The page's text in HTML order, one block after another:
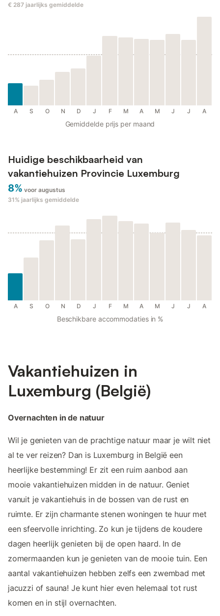
€ 287 jaarlijks gemiddelde
A S O N D J F M A M J J A
Gemiddelde prijs per maand
Huidige beschikbaarheid van
vakantiehuizen Provincie Luxemburg
8% voor augustus
31% jaarlijks gemiddelde
A S O N D J F M A M J J A
Beschikbare accommodaties in %
Vakantiehuizen in
Luxemburg (België)
Overnachten in de natuur
Wil je genieten van de prachtige natuur maar je wilt niet
al te ver reizen? Dan is Luxemburg in België een
heerlijke bestemming! Er zit een ruim aanbod aan
mooie vakantiehuizen midden in de natuur. Geniet
vanuit je vakantiehuis in de bossen van de rust en
ruimte. Er zijn charmante stenen woningen te huur met
een sfeervolle inrichting. Zo kun je tijdens de koudere
dagen heerlijk genieten bij de open haard. In de
zomermaanden kun je genieten van de mooie tuin. Een
aantal vakantiehuizen hebben zelfs een zwembad met
jacuzzi of sauna! Je kunt hier even helemaal tot rust
komen en in stijl overnachten.